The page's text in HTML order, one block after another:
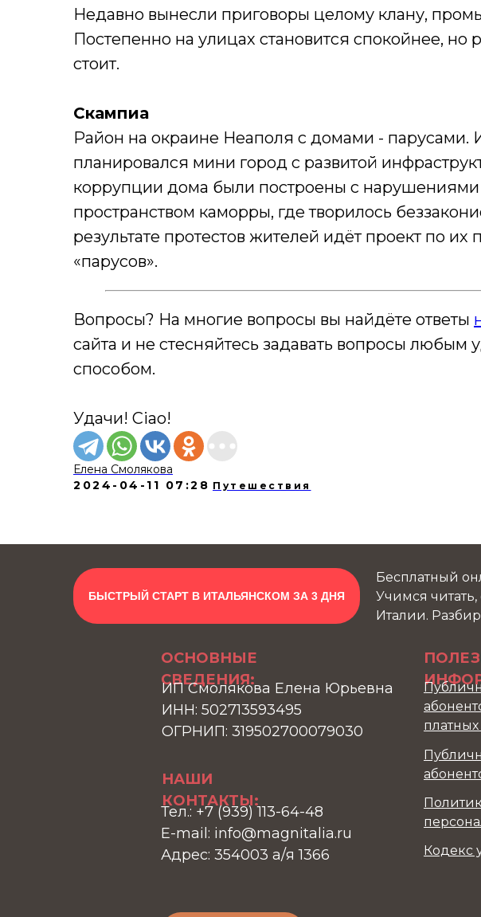
Недавно вынесли приговоры целому клану,
Постепенно на улицах становится спокойнее, но
стоит.
Скампиа
Район на окраине Неаполя с домами - парусами.
планировался мини город с развитой
коррупции дома были построены с нарушениями
пространством каморры, где творилось
результате протестов жителей идёт проект по
«парусов».
Вопросы? На многие вопросы вы найдёте ответы
сайта и не стесняйтесь задавать вопросы любым
способом.
Удачи! Ciao!
Елена Смолякова
2024-04-11 07:28 Путешествия
БЫСТРЫЙ СТАРТ В ИТАЛЬЯНСКОМ ЗА 3 ДНЯ
ОСНОВНЫЕ
СВЕДЕНИЯ:
НАШИ
КОНТАКТЫ:
ИП Смолякова Елена Юрьевна
ИНН: 502713593495
ОГРНИП: 319502700079030
Бесплатный
Учимся читать,
Италии.
Кодекс
Тел.: +7 (939) 113-64-48
E-mail: info@magnitalia.ru
Адрес: 354003 а/я 1366